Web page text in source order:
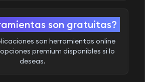
son gratuitas?
son herramientas online
premium disponibles si lo
deseas.